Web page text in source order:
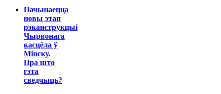
Пачынаецца
новы этап
рэканструкцыі
Чырвонага
касцёла ў
Мінску.
Пра што
гэта
сведчыць?